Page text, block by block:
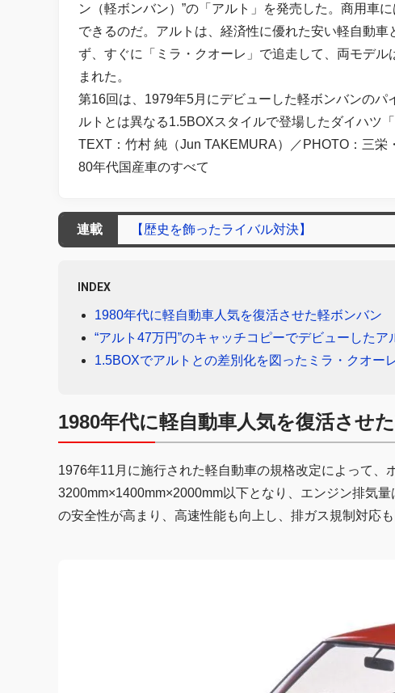
ン（軽ボンバン）”の「アルト」を発売した。商用車
できるのだ。アルトは、経済性に優れた安い軽自動
ず、すぐに「ミラ・クオーレ」で追走して、両モデ
まれた。
第16回は、1979年5月にデビューした軽ボンバンの
ルトとは異なる1.5BOXスタイルで登場したダイハツ
TEXT：竹村 純（Jun TAKEMURA）／PHOTO：三栄
80年代国産車のすべて
連載 【歴史を飾ったライバル対決】
INDEX
1980年代に軽自動車人気を復活させた軽ボンバン
“アルト47万円”のキャッチコピーでデビューしたア
1.5BOXでアルトとの差別化を図ったミラ・クオー
1980年代に軽自動車人気を復活させ
1976年11月に施行された軽自動車の規格改定によって
3200mm×1400mm×2000mm以下となり、エンジン排気
の安全性が高まり、高速性能も向上し、排ガス規制対応も